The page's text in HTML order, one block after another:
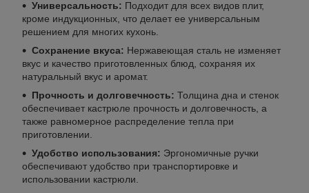
Универсальность: Подходит для всех видов плит,
кроме индукционных, что делает ее универсальным
решением для многих кухонь.
Сохранение вкуса: Нержавеющая сталь не изменяет
вкус и качество приготовленных блюд, сохраняя их
натуральный вкус и аромат.
Прочность и долговечность: Толщина дна и стенок
обеспечивает кастрюле прочность и долговечность, а
также равномерное распределение тепла при
приготовлении.
Удобство использования: Эргономичные ручки
обеспечивают удобство при транспортировке и
использовании кастрюли.